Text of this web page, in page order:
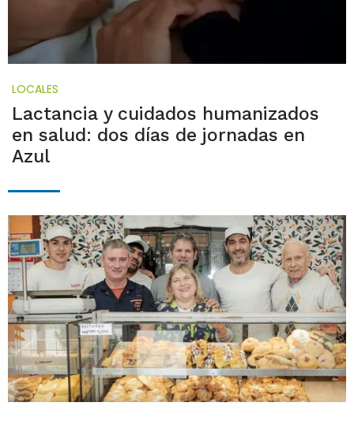
LOCALES
Lactancia y cuidados humanizados
en salud: dos días de jornadas en
Azul